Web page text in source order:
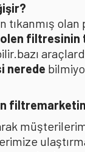
tıkanmış
filtresinin
nerede